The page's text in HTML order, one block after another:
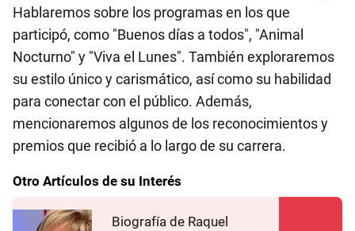
Hablaremos sobre los programas en los que
participó, como "Buenos días a todos", "Animal
Nocturno" y "Viva el Lunes". También exploraremos
su estilo único y carismático, así como su habilidad
para conectar con el público. Además,
mencionaremos algunos de los reconocimientos y
premios que recibió a lo largo de su carrera.
Otro Artículos de su Interés
Biografía de Raquel